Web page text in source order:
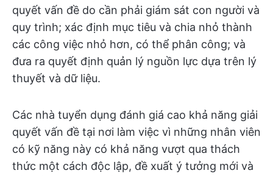
quyết vấn đề do cần phải giám sát con người và
quy trình; xác định mục tiêu và chia nhỏ thành
các công việc nhỏ hơn, có thể phân công; và
đưa ra quyết định quản lý nguồn lực dựa trên lý
thuyết và dữ liệu.
Các nhà tuyển dụng đánh giá cao khả năng giải
quyết vấn đề tại nơi làm việc vì những nhân viên
có kỹ năng này có khả năng vượt qua thách
thức một cách độc lập, đề xuất ý tưởng mới và